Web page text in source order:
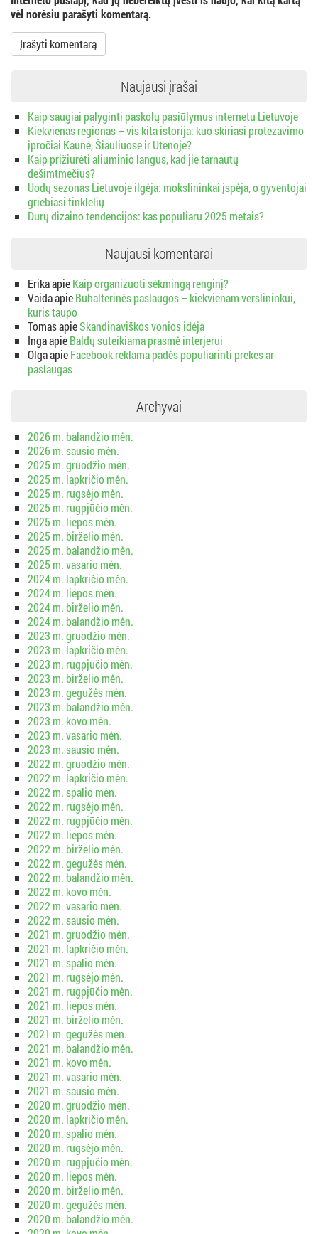
vėl norėsiu parašyti komentarą.
Naujausi įrašai
Kaip saugiai palyginti paskolų pasiūlymus internetu Lietuvoje
Kiekvienas regionas – vis kita istorija: kuo skiriasi protezavimo
įpročiai Kaune, Šiauliuose ir Utenoje?
Kaip prižiūrėti aliuminio langus, kad jie tarnautų
dešimtmečius?
Uodų sezonas Lietuvoje ilgėja: mokslininkai įspėja, o gyventojai
griebiasi tinklelių
Durų dizaino tendencijos: kas populiaru 2025 metais?
Naujausi komentarai
ErikaapieKaip organizuoti sėkmingą renginį?
VaidaapieBuhalterinės paslaugos – kiekvienam verslininkui,
kuris taupo
TomasapieSkandinaviškos vonios idėja
IngaapieBaldų suteikiama prasmė interjerui
OlgaapieFacebook reklama padės populiarinti prekes ar
paslaugas
Archyvai
2026 m. balandžio mėn.
2026 m. sausio mėn.
2025 m. gruodžio mėn.
2025 m. lapkričio mėn.
2025 m. rugsėjo mėn.
2025 m. rugpjūčio mėn.
2025 m. liepos mėn.
2025 m. birželio mėn.
2025 m. balandžio mėn.
2025 m. vasario mėn.
2024 m. lapkričio mėn.
2024 m. liepos mėn.
2024 m. birželio mėn.
2024 m. balandžio mėn.
2023 m. gruodžio mėn.
2023 m. lapkričio mėn.
2023 m. rugpjūčio mėn.
2023 m. birželio mėn.
2023 m. gegužės mėn.
2023 m. balandžio mėn.
2023 m. kovo mėn.
2023 m. vasario mėn.
2023 m. sausio mėn.
2022 m. gruodžio mėn.
2022 m. lapkričio mėn.
2022 m. spalio mėn.
2022 m. rugsėjo mėn.
2022 m. rugpjūčio mėn.
2022 m. liepos mėn.
2022 m. birželio mėn.
2022 m. gegužės mėn.
2022 m. balandžio mėn.
2022 m. kovo mėn.
2022 m. vasario mėn.
2022 m. sausio mėn.
2021 m. gruodžio mėn.
2021 m. lapkričio mėn.
2021 m. spalio mėn.
2021 m. rugsėjo mėn.
2021 m. rugpjūčio mėn.
2021 m. liepos mėn.
2021 m. birželio mėn.
2021 m. gegužės mėn.
2021 m. balandžio mėn.
2021 m. kovo mėn.
2021 m. vasario mėn.
2021 m. sausio mėn.
2020 m. gruodžio mėn.
2020 m. lapkričio mėn.
2020 m. spalio mėn.
2020 m. rugsėjo mėn.
2020 m. rugpjūčio mėn.
2020 m. liepos mėn.
2020 m. birželio mėn.
2020 m. gegužės mėn.
2020 m. balandžio mėn.